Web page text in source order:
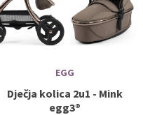
EGG
Dječja kolica 2u1 - Mink
egg3®